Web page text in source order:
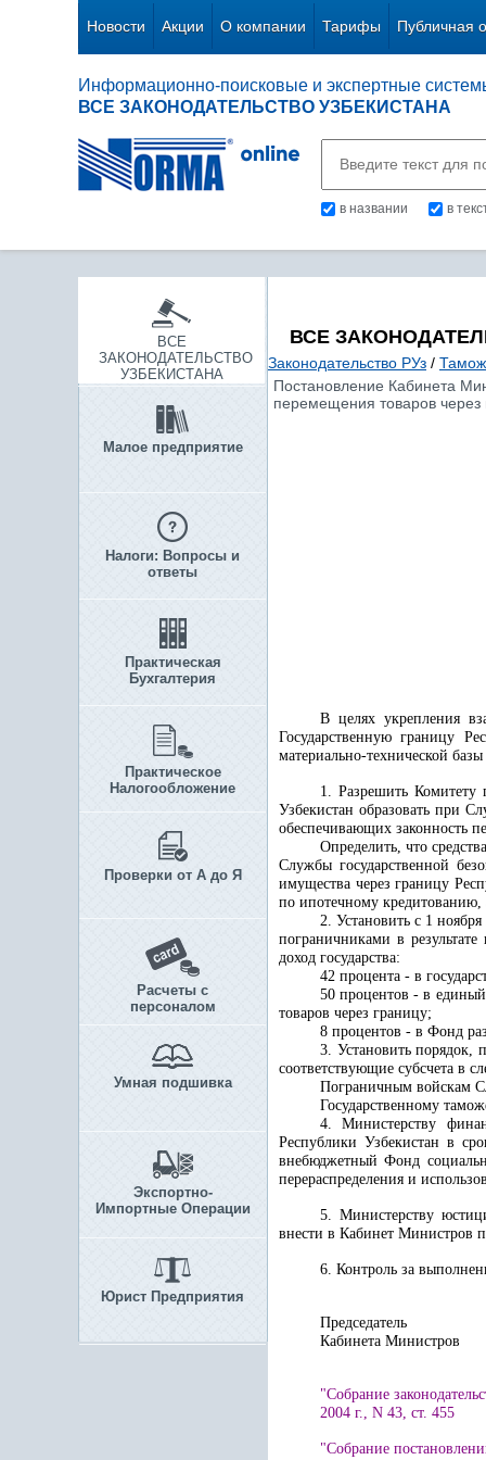
Новости Акции О компании Тарифы Публичная
Информационно-поисковые и экспертные
ВСЕ ЗАКОНОДАТЕЛЬСТВО УЗБЕКИСТАНА
в названии в
ВСЕ
ЗАКОНОДАТЕЛЬСТВО
УЗБЕКИСТАНА
Малое предприятие
Налоги: Вопросы и
ответы
Практическая
Бухгалтерия
Практическое
Налогообложение
Проверки от А до Я
Расчеты с
персоналом
Умная подшивка
Экспортно-
Импортные Операции
Юрист Предприятия
ВСЕ
Законодательство РУз /
Постановление Кабинета
перемещения товаров через
В целях укрепления
Государственную границу
материально-технической
1. Разрешить Комитету
Узбекистан образовать при
обеспечивающих законность
Определить, что
Службы государственной
имущества через границу
по ипотечному кредитованию,
2. Установить с 1
пограничниками в
доход государства:
42 процента - в
50 процентов - в
товаров через границу;
8 процентов - в Фонд
3. Установить порядок,
соответствующие субсчета в
Пограничным войскам
Государственному
4. Министерству
Республики Узбекистан в
внебюджетный Фонд
перераспределения и
5. Министерству
внести в Кабинет Министров
6. Контроль за
Председатель
Кабинета
"Собрание
2004 г., N 43, ст. 455
"Собрание